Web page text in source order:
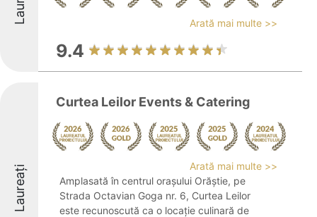
Arată mai multe >>
9.4
Laureați
Curtea Leilor Events & Catering
Arată mai multe >>
Amplasată în centrul orașului Orăștie, pe
Strada Octavian Goga nr. 6, Curtea Leilor
este recunoscută ca o locație culinară de